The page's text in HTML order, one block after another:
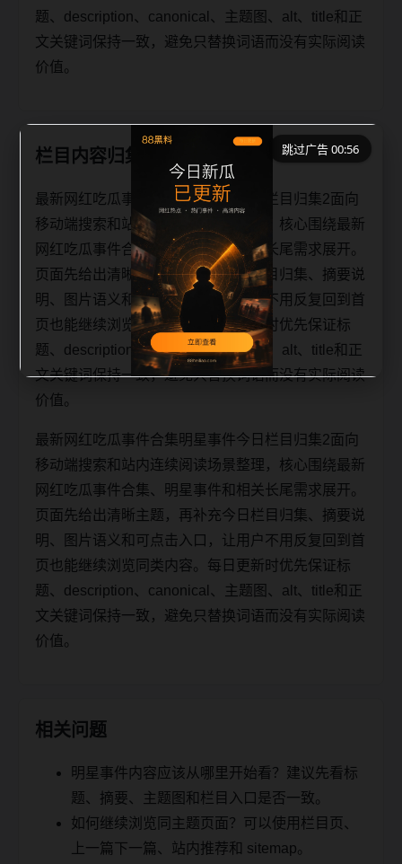
题、description、canonical、主题图、alt、title和正
文关键词保持一致，避免只替换词语而没有实际阅读
价值。
栏目内容归集
最新网红吃瓜事件合集明星事件今日栏目归集2面向
移动端搜索和站内连续阅读场景整理，核心围绕最新
网红吃瓜事件合集、明星事件和相关长尾需求展开。
页面先给出清晰主题，再补充今日栏目归集、摘要说
明、图片语义和可点击入口，让用户不用反复回到首
页也能继续浏览同类内容。每日更新时优先保证标
题、description、canonical、主题图、alt、title和正
文关键词保持一致，避免只替换词语而没有实际阅读
价值。
最新网红吃瓜事件合集明星事件今日栏目归集2面向
移动端搜索和站内连续阅读场景整理，核心围绕最新
网红吃瓜事件合集、明星事件和相关长尾需求展开。
页面先给出清晰主题，再补充今日栏目归集、摘要说
明、图片语义和可点击入口，让用户不用反复回到首
页也能继续浏览同类内容。每日更新时优先保证标
题、description、canonical、主题图、alt、title和正
文关键词保持一致，避免只替换词语而没有实际阅读
价值。
相关问题
明星事件内容应该从哪里开始看？建议先看标
题、摘要、主题图和栏目入口是否一致。
如何继续浏览同主题页面？可以使用栏目页、
上一篇下一篇、站内推荐和 sitemap。
跳过广告 00:56